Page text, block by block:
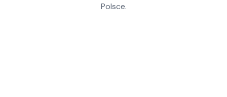
Polsce.